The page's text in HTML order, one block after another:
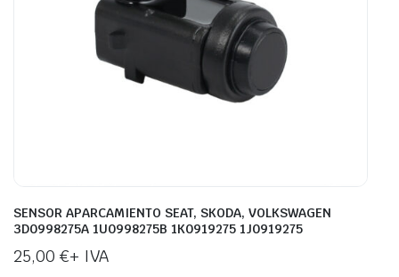
SENSOR APARCAMIENTO SEAT, SKODA, VOLKSWAGEN
3D0998275A 1U0998275B 1K0919275 1J0919275
25,00 €+ IVA